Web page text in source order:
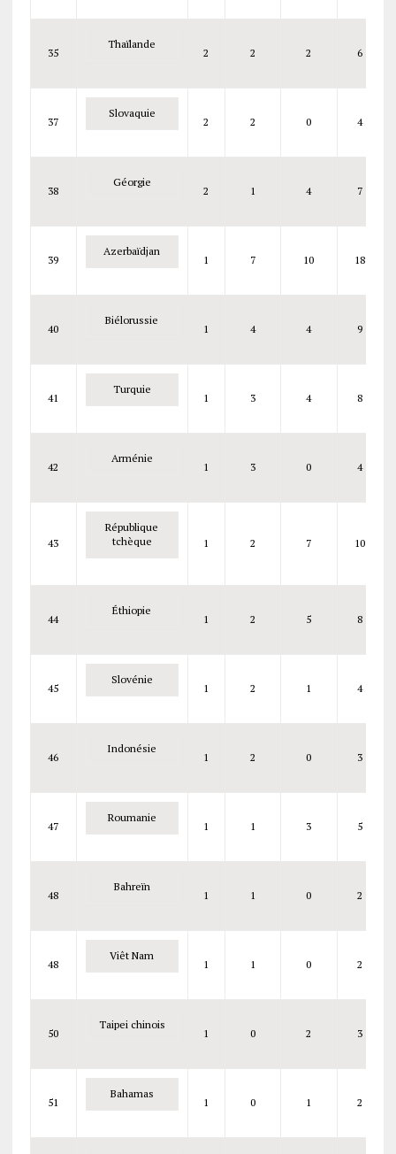
35
Thaïlande
2 2 2 6
37
Slovaquie
2 2 0 4
38
Géorgie
2 1 4 7
39
Azerbaïdjan
1 7 10 18
40
Biélorussie
1 4 4 9
41
Turquie
1 3 4 8
42
Arménie
1 3 0 4
43
République
tchèque
1 2 7 10
44
Éthiopie
1 2 5 8
45
Slovénie
1 2 1 4
46
Indonésie
1 2 0 3
47
Roumanie
1 1 3 5
48
Bahreïn
1 1 0 2
48
Viêt Nam
1 1 0 2
50
Taipei chinois
1 0 2 3
51
Bahamas
1 0 1 2